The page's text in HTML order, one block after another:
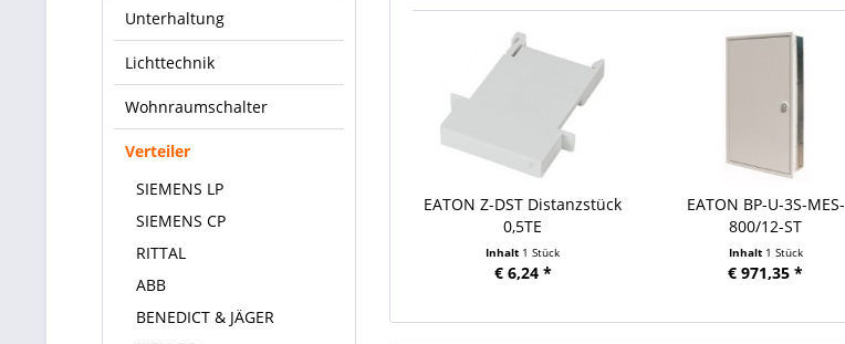
Unterhaltung
Lichttechnik
Wohnraumschalter
Verteiler
SIEMENS LP
SIEMENS CP
RITTAL
ABB
BENEDICT & JÄGER
EATON Z-DST Distanzstück
0,5TE
Inhalt 1 Stück
€ 6,24 *
EATON BP-U-3S-MES-
800/12-ST
Installationsverteiler
Inhalt 1 Stück
€ 971,35 *